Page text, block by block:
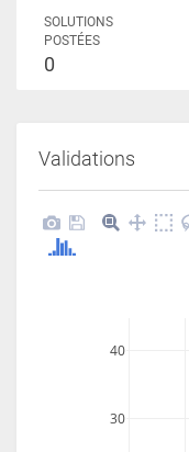
SOLUTIONS
POSTÉES
0
Validations
30
40